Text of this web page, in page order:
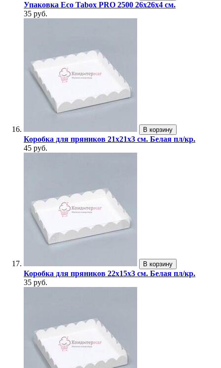
Упаковка Eco Tabox PRO 2500 26х26х4 см.
35 руб.
В корзину
Коробка для пряников 21х21х3 см. Белая пл/кр.
45 руб.
В корзину
Коробка для пряников 22х15х3 см. Белая пл/кр.
35 руб.